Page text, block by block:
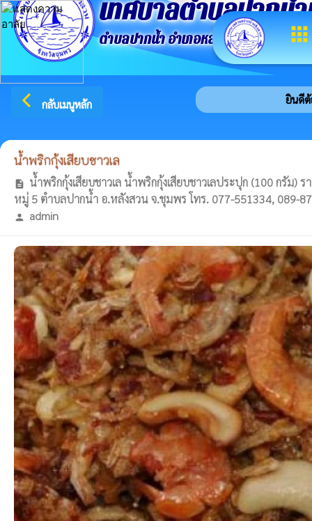
apps
เทศบาลตำบลปากน้
ตำบลปากน้ำ อำเภอหลังสวน จังหวัดชุม
arrow_back_ios กลับเมนูหลัก ยินดีต้อ
น้ำพริกกุ้งเสียบชาวเล
description น้ำพริกกุ้งเสียบชาวเล น้ำพริกกุ้งเสียบชาวเลประปุก (100 กรัม
หมู่ 5 ตำบลปากน้ำ อ.หลังสวน จ.ชุมพร โทร. 077-551334, 089-
person admin